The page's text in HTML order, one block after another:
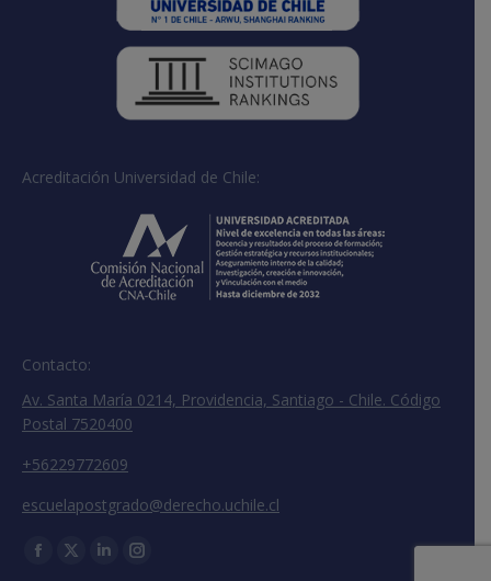
Acreditación Universidad de Chile:
Contacto:
Av. Santa María 0214, Providencia, Santiago - Chile. Código
Postal 7520400
+56229772609
escuelapostgrado@derecho.uchile.cl
Encuéntranos en:
Facebook
X
LinkedinInstagram